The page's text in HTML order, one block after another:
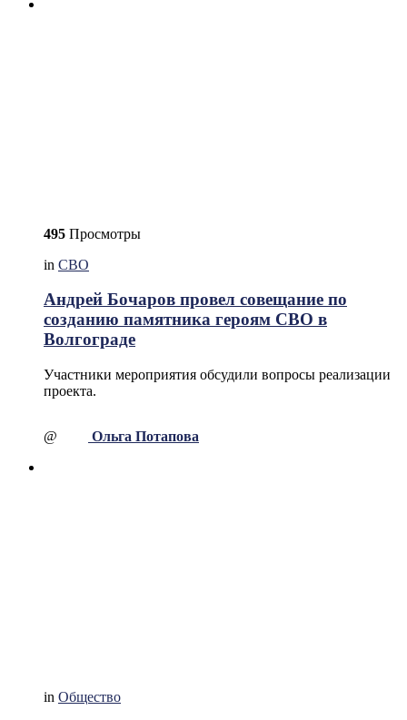
495 Просмотры
in СВО
Андрей Бочаров провел совещание по
созданию памятника героям СВО в
Волгограде
Участники мероприятия обсудили вопросы реализации
проекта.
@ Ольга Потапова
in Общество